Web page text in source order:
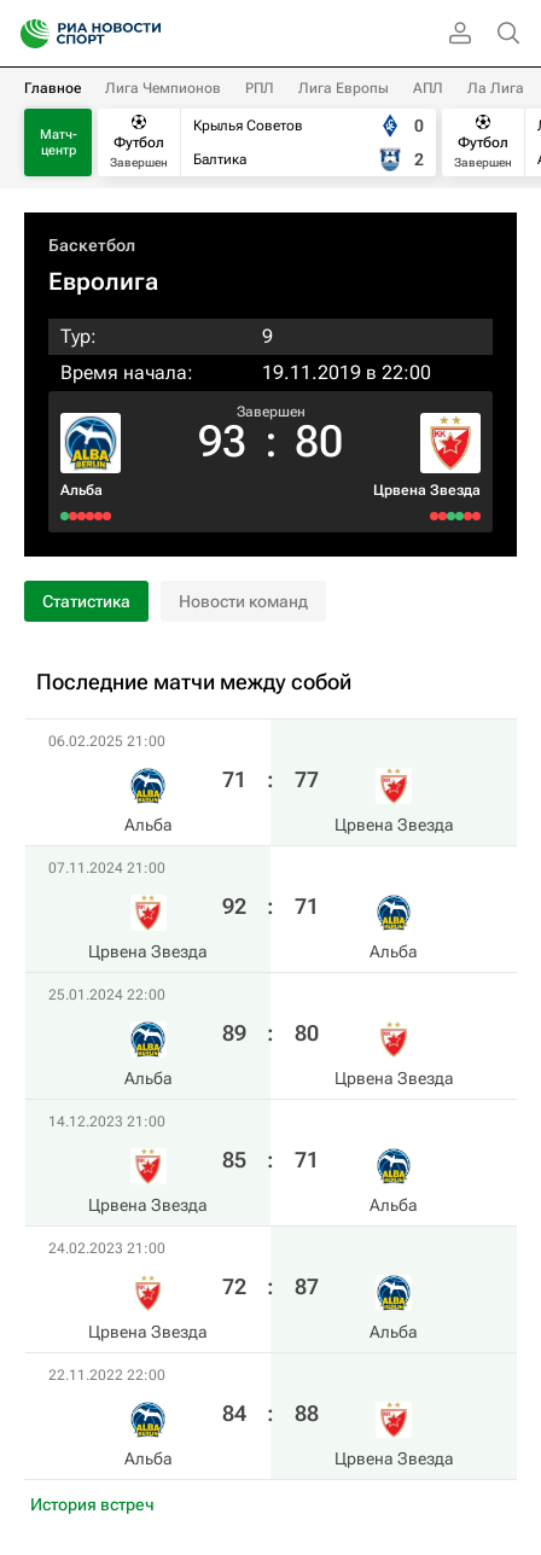
Главное Лига Чемпионов РПЛ Лига Европы АПЛ Ла Лига
Матч-
центр
Футбол
Завершен
Крылья Советов
Балтика
0
2
Футбол
Завершен
Баскетбол
Евролига
Тур:
9
Время начала:
19.11.2019 в 22:00
Альба
Завершен
93 : 80
Црвена Звезда
Статистика Новости команд
Последние матчи между собой
06.02.2025 21:00
Альба
71 : 77
Црвена Звезда
07.11.2024 21:00
Црвена Звезда
92 : 71
Альба
25.01.2024 22:00
Альба
89 : 80
Црвена Звезда
14.12.2023 21:00
Црвена Звезда
85 : 71
Альба
24.02.2023 21:00
Црвена Звезда
72 : 87
Альба
22.11.2022 22:00
Альба
84 : 88
Црвена Звезда
История встреч